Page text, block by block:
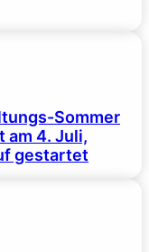
Sommer
am 4. Juli,
gestartet